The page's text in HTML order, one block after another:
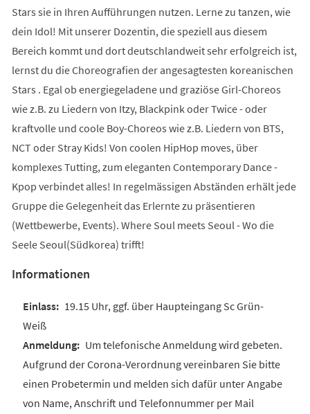
Stars sie in Ihren Aufführungen nutzen. Lerne zu tanzen, wie
dein Idol! Mit unserer Dozentin, die speziell aus diesem
Bereich kommt und dort deutschlandweit sehr erfolgreich ist,
lernst du die Choreografien der angesagtesten koreanischen
Stars . Egal ob energiegeladene und graziöse Girl-Choreos
wie z.B. zu Liedern von Itzy, Blackpink oder Twice - oder
kraftvolle und coole Boy-Choreos wie z.B. Liedern von BTS,
NCT oder Stray Kids! Von coolen HipHop moves, über
komplexes Tutting, zum eleganten Contemporary Dance -
Kpop verbindet alles! In regelmässigen Abständen erhält jede
Gruppe die Gelegenheit das Erlernte zu präsentieren
(Wettbewerbe, Events). Where Soul meets Seoul - Wo die
Seele Seoul(Südkorea) trifft!
Informationen
19.15 Uhr, ggf. über Haupteingang Sc Grün-
Weiß
Um telefonische Anmeldung wird gebeten.
Aufgrund der Corona-Verordnung vereinbaren Sie bitte
einen Probetermin und melden sich dafür unter Angabe
von Name, Anschrift und Telefonnummer per Mail